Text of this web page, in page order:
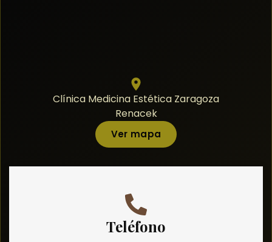
Clínica Medicina Estética Zaragoza
Renacek
Ver mapa
Teléfono